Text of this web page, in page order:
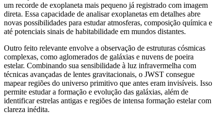
um recorde de exoplaneta mais pequeno já registrado com imagem
direta. Essa capacidade de analisar exoplanetas em detalhes abre
novas possibilidades para estudar atmosferas, composição química e
até potenciais sinais de habitabilidade em mundos distantes.
Outro feito relevante envolve a observação de estruturas cósmicas
complexas, como aglomerados de galáxias e nuvens de poeira
estelar. Combinando sua sensibilidade à luz infravermelha com
técnicas avançadas de lentes gravitacionais, o JWST consegue
mapear regiões do universo primitivo que antes eram invisíveis. Isso
permite estudar a formação e evolução das galáxias, além de
identificar estrelas antigas e regiões de intensa formação estelar com
clareza inédita.